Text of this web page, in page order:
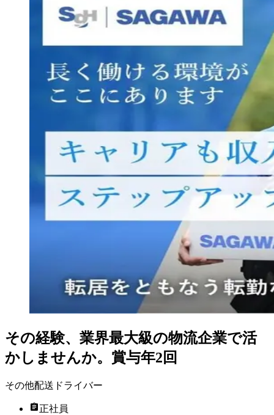
その経験、業界最大級の物流企業で活
かしませんか。賞与年2回
その他配送ドライバー
正社員